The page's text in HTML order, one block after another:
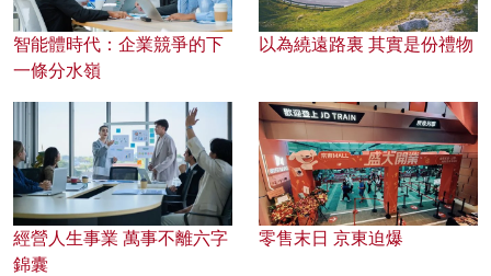
智能體時代：企業競爭的下
一條分水嶺
以為繞遠路裏 其實是份禮物
經營人生事業 萬事不離六字
錦囊
零售末日 京東迫爆